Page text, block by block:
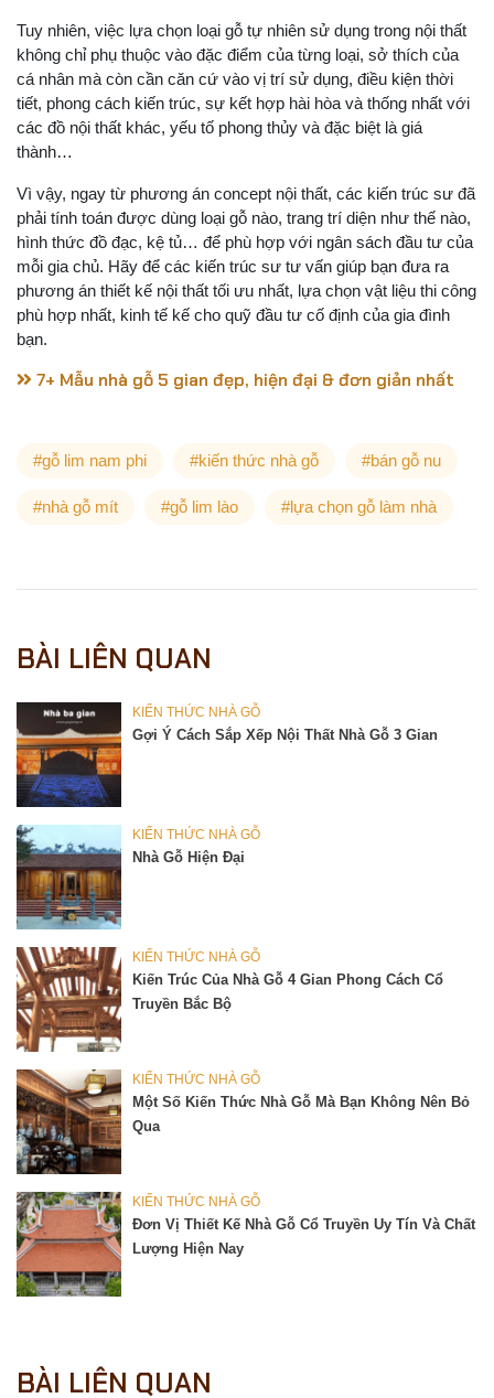
Tuy nhiên, việc lựa chọn loại gỗ tự nhiên sử dụng trong nội thất
không chỉ phụ thuộc vào đặc điểm của từng loại, sở thích của
cá nhân mà còn cần căn cứ vào vị trí sử dụng, điều kiện thời
tiết, phong cách kiến trúc, sự kết hợp hài hòa và thống nhất với
các đồ nội thất khác, yếu tố phong thủy và đặc biệt là giá
thành…
Vì vậy, ngay từ phương án concept nội thất, các kiến trúc sư đã
phải tính toán được dùng loại gỗ nào, trang trí diện như thế nào,
hình thức đồ đạc, kệ tủ… để phù hợp với ngân sách đầu tư của
mỗi gia chủ. Hãy để các kiến trúc sư tư vấn giúp bạn đưa ra
phương án thiết kế nội thất tối ưu nhất, lựa chọn vật liệu thi công
phù hợp nhất, kinh tế kế cho quỹ đầu tư cố định của gia đình
bạn.
7+ Mẫu nhà gỗ 5 gian đẹp, hiện đại & đơn giản nhất
#gỗ lim nam phi #kiến thức nhà gỗ #bán gỗ nu
#nhà gỗ mít #gỗ lim lào #lựa chọn gỗ làm nhà
BÀI LIÊN QUAN
KIẾN THỨC NHÀ GỖ
Gợi Ý Cách Sắp Xếp Nội Thất Nhà Gỗ 3 Gian
KIẾN THỨC NHÀ GỖ
Nhà Gỗ Hiện Đại
KIẾN THỨC NHÀ GỖ
Kiến Trúc Của Nhà Gỗ 4 Gian Phong Cách Cổ
Truyền Bắc Bộ
KIẾN THỨC NHÀ GỖ
Một Số Kiến Thức Nhà Gỗ Mà Bạn Không Nên Bỏ
Qua
KIẾN THỨC NHÀ GỖ
Đơn Vị Thiết Kế Nhà Gỗ Cổ Truyền Uy Tín Và Chất
Lượng Hiện Nay
BÀI LIÊN QUAN